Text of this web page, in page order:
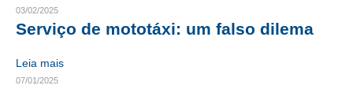
CONTRIBUIÇÕES
CONTRIBUIÇÃO ASSOCIATIVA OU ANUIDADE DE SÓCIO
03/02/2025
Serviço de mototáxi: um falso dilema
Leia mais
07/01/2025